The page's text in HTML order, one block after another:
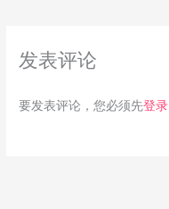
发表评论
要发表评论，您必须先登录